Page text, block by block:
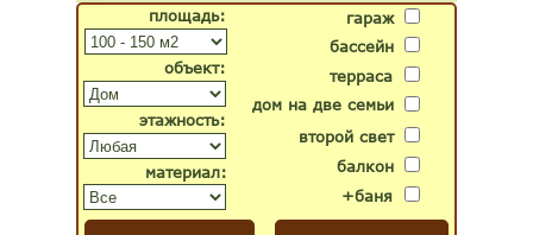
гараж
бассейн
второй свет
дом на две семьи
терраса
балкон
+баня
объект:
материал:
площадь:
этажность: